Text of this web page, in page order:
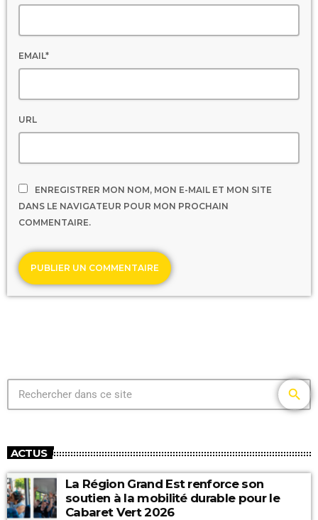
EMAIL*
URL
ENREGISTRER MON NOM, MON E-MAIL ET MON SITE
DANS LE NAVIGATEUR POUR MON PROCHAIN
COMMENTAIRE.
search
ACTUS
La Région Grand Est renforce son
soutien à la mobilité durable pour le
Cabaret Vert 2026